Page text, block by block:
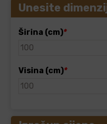
Unesite
Širina (cm)*
Visina (cm)*